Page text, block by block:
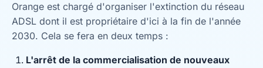
Orange est chargé d'organiser l'extinction du réseau
ADSL dont il est propriétaire d'ici à la fin de l'année
2030. Cela se fera en deux temps :
L'arrêt de la commercialisation de nouveaux